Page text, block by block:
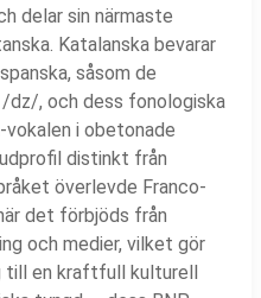
delar sin närmaste
Katalanska bevarar
såsom de
dz/, och dess fonologiska
vokalen i obetonade
distinkt från
överlevde Franco-
det förbjöds från
och medier, vilket gör
till en kraftfull kulturell